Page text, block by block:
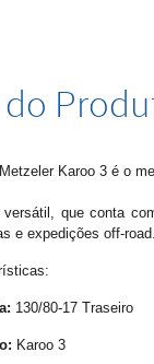
Karoo 3 é o
versátil, que conta
e expedições off-
130/80-17 Traseiro
Karoo 3